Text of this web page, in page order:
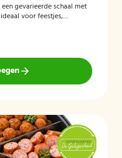
een gevarieerde schaal met
voor feestjes,
die geschikt zijn voor